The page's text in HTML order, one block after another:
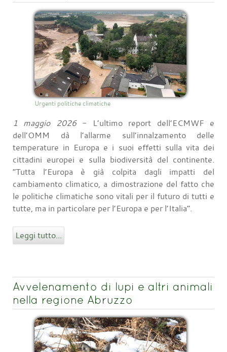
Urgenti politiche climatiche
1 maggio 2026- L’ultimo report dell’ECMWF e
dell’OMM dà l’allarme sull’innalzamento delle
temperature in Europa e i suoi effetti sulla vita dei
cittadini europei e sulla biodiversità del continente.
“Tutta l’Europa è già colpita dagli impatti del
cambiamento climatico, a dimostrazione del fatto che
le politiche climatiche sono vitali per il futuro di tutti e
tutte, ma in particolare per l’Europa e per l’Italia”.
Leggi tutto...
Avvelenamento di lupi e altri animali
nella regione Abruzzo